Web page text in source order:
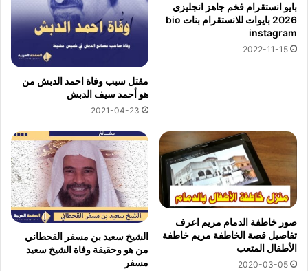
بايو انستقرام فخم جاهز انجليزي
2026 بايوات للانستقرام بنات bio
instagram
2022-11-15
مقتل سبب وفاة احمد الدبش من
هو أحمد سيف الدبش
2021-04-23
صور خاطفة الدمام مريم اعرف
تفاصيل قصة الخاطفة مريم خاطفة
الأطفال المتعب
2020-03-05
الشيخ سعيد بن مسفر القحطاني
من هو وحقيقة وفاة الشيخ سعيد
مسفر